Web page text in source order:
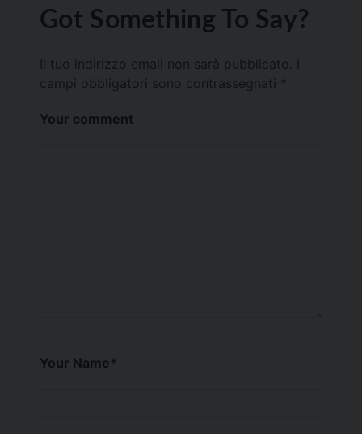
Got Something To Say?
Il tuo indirizzo email non sarà pubblicato.
campi obbligatori sono contrassegnati *
Your comment
Your Name*